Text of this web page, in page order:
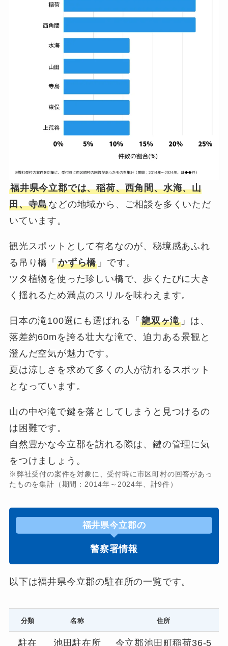
福井県今立郡では、稲荷、西角間、水海、山
田、寺島などの地域から、ご相談を多くいただ
いています。
観光スポットとして有名なのが、秘境感あふれ
る吊り橋「 かずら橋 」です。
ツタ植物を使った珍しい橋で、歩くたびに大き
く揺れるため満点のスリルを味わえます。
日本の滝100選にも選ばれる「龍双ヶ滝 」は、
落差約60mを誇る壮大な滝で、迫力ある景観と
澄んだ空気が魅力です。
夏は涼しさを求めて多くの人が訪れるスポット
となっています。
山の中や滝で鍵を落としてしまうと見つけるの
は困難です。
自然豊かな今立郡を訪れる際は、鍵の管理に気
をつけましょう。
※弊社受付の案件を対象に、受付時に市区町村の回答があっ
たものを集計（期間：2014年～2024年、計9件）
福井県今立郡の
警察署情報
以下は福井県今立郡の駐在所の一覧です。
分類 名称 住所
駐在 池田駐在所 今立郡池田町稲荷36-5